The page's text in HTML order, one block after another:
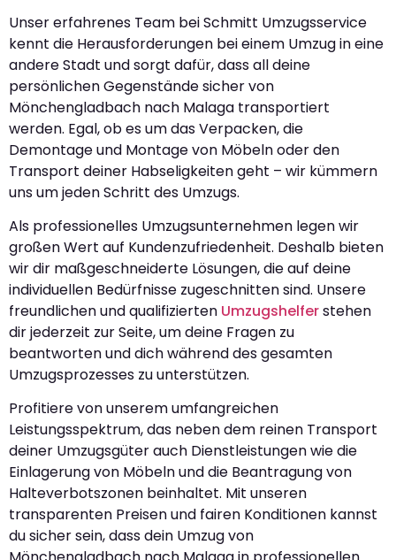
Unser erfahrenes Team bei Schmitt Umzugsservice
kennt die Herausforderungen bei einem Umzug in eine
andere Stadt und sorgt dafür, dass all deine
persönlichen Gegenstände sicher von
Mönchengladbach nach Malaga transportiert
werden. Egal, ob es um das Verpacken, die
Demontage und Montage von Möbeln oder den
Transport deiner Habseligkeiten geht – wir kümmern
uns um jeden Schritt des Umzugs.
Als professionelles Umzugsunternehmen legen wir
großen Wert auf Kundenzufriedenheit. Deshalb bieten
wir dir maßgeschneiderte Lösungen, die auf deine
individuellen Bedürfnisse zugeschnitten sind. Unsere
freundlichen und qualifizierten Umzugshelferstehen
dir jederzeit zur Seite, um deine Fragen zu
beantworten und dich während des gesamten
Umzugsprozesses zu unterstützen.
Profitiere von unserem umfangreichen
Leistungsspektrum, das neben dem reinen Transport
deiner Umzugsgüter auch Dienstleistungen wie die
Einlagerung von Möbeln und die Beantragung von
Halteverbotszonen beinhaltet. Mit unseren
transparenten Preisen und fairen Konditionen kannst
du sicher sein, dass dein Umzug von